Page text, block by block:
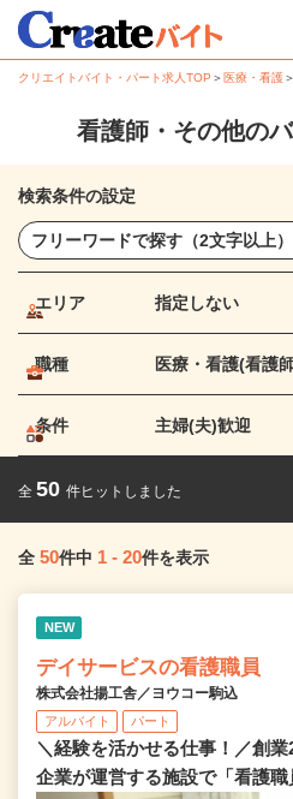
クリエイトバイト・パート求人TOP ＞ 医療・看護＞
看護師・その他の
検索条件の設定
エリア 指定しない
職種 医療・看護(看護
条件 主婦(夫)歓迎
全 50 件ヒットしました
全 50件中 1 - 20件を表示
NEW
デイサービスの看護職員
株式会社揚工舎／ヨウコー駒込
アルバイト パート
＼経験を活かせる仕事！／創
企業が運営する施設で「看護職